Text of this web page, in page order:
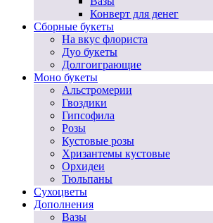
Конверт для денег
Сборные букеты
На вкус флориста
Дуо букеты
Долгоиграющие
Моно букеты
Альстромерии
Гвоздики
Гипсофила
Розы
Кустовые розы
Хризантемы кустовые
Орхидеи
Тюльпаны
Сухоцветы
Дополнения
Вазы